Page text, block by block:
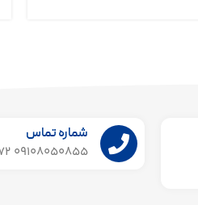
شماره تماس
09108050855 09024384172 (خانم ترک)